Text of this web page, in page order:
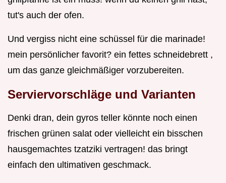
tut's auch der ofen.
Und vergiss nicht eine schüssel für die marinade!
mein persönlicher favorit? ein fettes schneidebrett ,
um das ganze gleichmäßiger vorzubereiten.
Serviervorschläge und Varianten
Denki dran, dein gyros teller könnte noch einen
frischen grünen salat oder vielleicht ein bisschen
hausgemachtes tzatziki vertragen! das bringt
einfach den ultimativen geschmack.